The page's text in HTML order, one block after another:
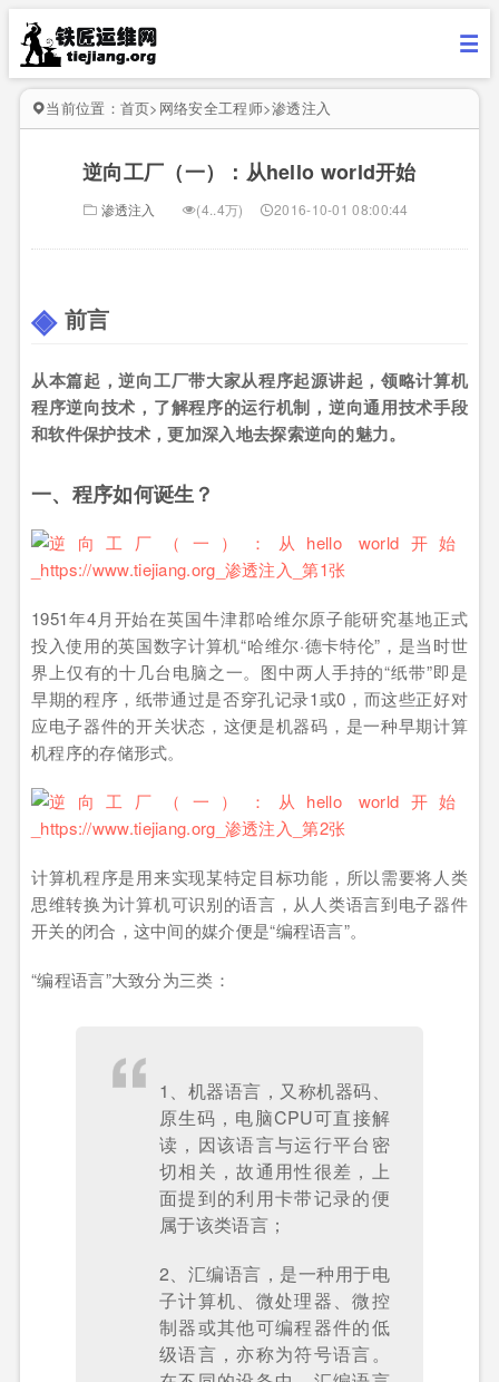
当前位置： 首页> 网络安全工程师>渗透注入
逆向工厂（一）：从hello world开始
渗透注入 (4..4万) 2016-10-01 08:00:44
前言
从本篇起，逆向工厂带大家从程序起源讲起，领略计算机
程序逆向技术，了解程序的运行机制，逆向通用技术手段
和软件保护技术，更加深入地去探索逆向的魅力。
一、程序如何诞生？
1951年4月开始在英国牛津郡哈维尔原子能研究基地正式
投入使用的英国数字计算机“哈维尔·德卡特伦”，是当时世
界上仅有的十几台电脑之一。图中两人手持的“纸带”即是
早期的程序，纸带通过是否穿孔记录1或0，而这些正好对
应电子器件的开关状态，这便是机器码，是一种早期计算
机程序的存储形式。
计算机程序是用来实现某特定目标功能，所以需要将人类
思维转换为计算机可识别的语言，从人类语言到电子器件
开关的闭合，这中间的媒介便是“编程语言”。
“编程语言”大致分为三类：
1、机器语言，又称机器码、
原生码，电脑CPU可直接解
读，因该语言与运行平台密
切相关，故通用性很差，上
面提到的利用卡带记录的便
属于该类语言；
2、汇编语言，是一种用于电
子计算机、微处理器、微控
制器或其他可编程器件的低
级语言，亦称为符号语言。